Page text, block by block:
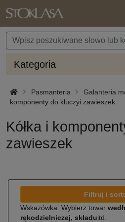
Kategoria
Pasmanteria Galanteria
komponenty do kluczyi zawieszek
Kółka i
zawieszek
Filtruj i
Wskazówka: Wybierz towar
rękodzielniczej, składuitd.